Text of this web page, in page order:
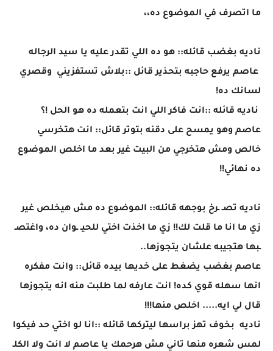
ما اتصرف في الموضوع ده،،
ناديه بغضب قائله:: هو ده اللي تقدر عليه يا سيد الرجاله
عاصم يرفع حاجبه بتحذير قائل ::بلاش تستفزيني وقصري
لسانك ده!
ناديه قائله ::انت فاكر اللي انت بتعمله ده هو الحل !؟
عاصم وهو يمسح على دقنه بتوتر قائل:: انت هتخرسي
خالص ومش هتخرجي من البيت غير بعد ما اخلص الموضوع
ده نهائي!!
ناديه تصـ ـرخ بوجهه قائله:: الموضوع ده مش هيخلص غير
زي ما انا ما قلت لك!! زي ما اخذت اختي للحيـ ـوان ده، واغتصـ
ـبها هتجيبه علشان يتجوزها..
عاصم بغضب يضغط على خديها بيده قائل:: وانت مفكره
انها سهله قوي كده! انت عارفه لما طلبت منه انه يتجوزها
قال لي ايه..... اخلص منها!!!
ناديه بخوف تهز براسها ليتركها قائله ::انا لو اختي حد فيكوا
لمس شعره منها تاني مش هرحمك يا عاصم لا انت ولا الكلـ